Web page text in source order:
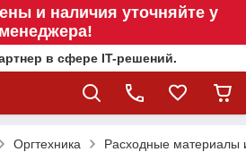
и наличия уточняйте у
менеджера!
в сфере IT-решений.
Оргтехника Расходные материалы